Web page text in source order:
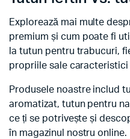
Explorează mai multe
premium și cum poate fi
la tutun pentru trabucuri,
propriile sale
Produsele noastre includ
aromatizat, tutun pentru
ce ți se potrivește și
în magazinul nostru online.